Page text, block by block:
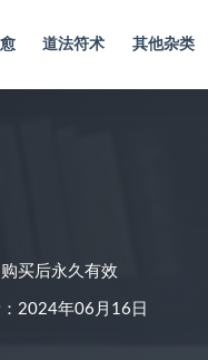
道法符术 其他杂类
买后永久有效
2024年06月16日